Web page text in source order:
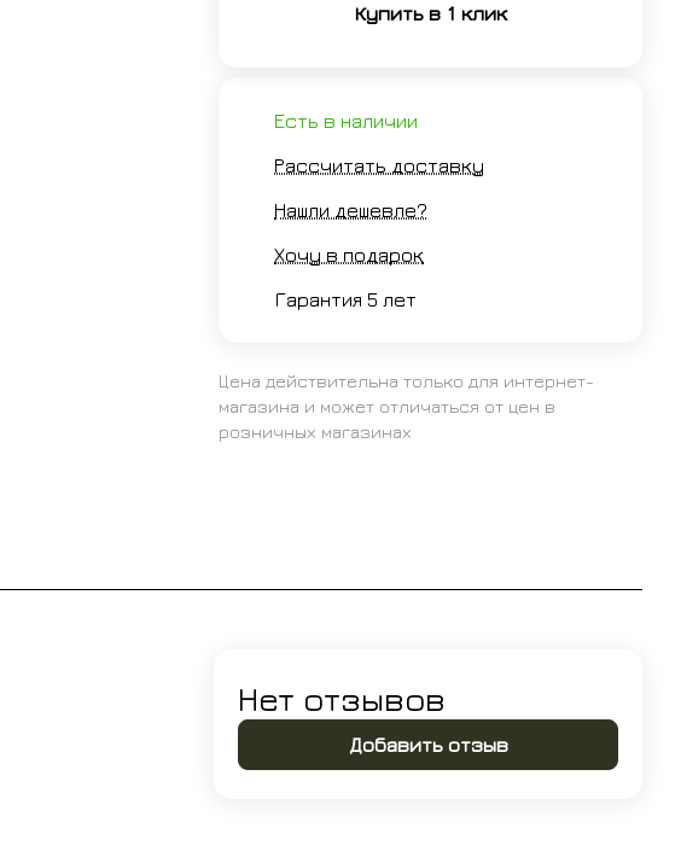
Купить в 1 клик
Есть в наличии
Рассчитать доставку
Нашли дешевле?
Хочу в подарок
Гарантия 5 лет
Цена действительна только для интернет-
магазина и может отличаться от цен в
розничных магазинах
Нет отзывов
Добавить отзыв